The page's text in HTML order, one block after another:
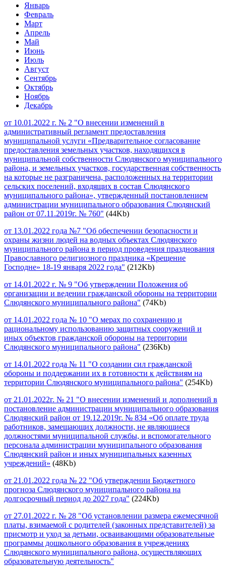
Январь
Февраль
Март
Апрель
Май
Июнь
Июль
Август
Сентябрь
Октябрь
Ноябрь
Декабрь
от 10.01.2022 г. № 2 "О внесении изменений в
административный регламент предоставления
муниципальной услуги «Предварительное согласование
предоставления земельных участков, находящихся в
муниципальной собственности Слюдянского муниципального
района, и земельных участков, государственная собственность
на которые не разграничена, расположенных на территории
сельских поселений, входящих в состав Слюдянского
муниципального района», утвержденный постановлением
администрации муниципального образования Слюдянский
район от 07.11.2019г. № 760" (44Kb)
от 13.01.2022 года №7 "Об обеспечении безопасности и
охраны жизни людей на водных объектах Слюдянского
муниципального района в период проведения празднования
Православного религиозного праздника «Крещение
Господне» 18-19 января 2022 года" (212Kb)
от 14.01.2022 г. № 9 "Об утверждении Положения об
организации и ведении гражданской обороны на территории
Слюдянского муниципального района" (74Kb)
от 14.01.2022 года № 10 "О мерах по сохранению и
рациональному использованию защитных сооружений и
иных объектов гражданской обороны на территории
Слюдянского муниципального района" (236Kb)
от 14.01.2022 года № 11 "О создании сил гражданской
обороны и поддержании их в готовности к действиям на
территории Слюдянского муниципального района" (254Kb)
от 21.01.2022г. № 21 "О внесении изменений и дополнений в
постановление администрации муниципального образования
Слюдянский район от 19.12.2019г. № 834 «Об оплате труда
работников, замещающих должности, не являющиеся
должностями муниципальной службы, и вспомогательного
персонала администрации муниципального образования
Слюдянский район и иных муниципальных казенных
учреждений» (48Kb)
от 21.01.2022 года № 22 "Об утверждении Бюджетного
прогноза Слюдянского муниципального района на
долгосрочный период до 2027 года" (224Kb)
от 27.01.2022 г. № 28 "Об установлении размера ежемесячной
платы, взимаемой с родителей (законных представителей) за
присмотр и уход за детьми, осваивающими образовательные
программы дошкольного образования в учреждениях
Слюдянского муниципального района, осуществляющих
образовательную деятельность"